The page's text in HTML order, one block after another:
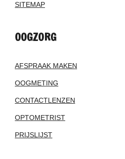
SITEMAP
OOGZORG
AFSPRAAK MAKEN
OOGMETING
CONTACTLENZEN
OPTOMETRIST
PRIJSLIJST